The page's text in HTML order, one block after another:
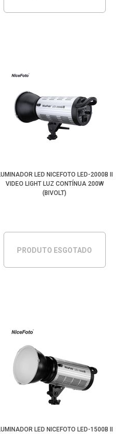
LED NICEFOTO LED-2000B II
VIDEO LIGHT LUZ CONTÍNUA 200W
(BIVOLT)
PRODUTO ESGOTADO
LED NICEFOTO LED-1500B II